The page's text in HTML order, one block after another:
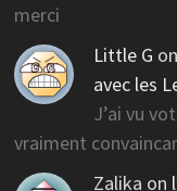
merci
Little G on
avec les
J’ai vu
vraiment
Zalika on